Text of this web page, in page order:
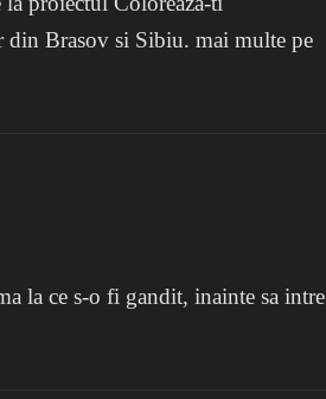
Brasov si Sibiu. mai multe pe
la ce s-o fi gandit, inainte sa intre